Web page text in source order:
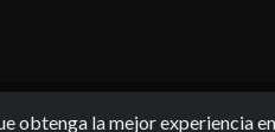
obtenga la mejor experiencia